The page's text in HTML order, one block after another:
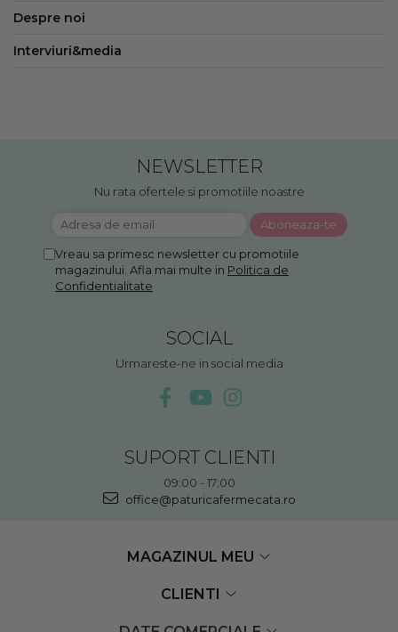
Despre noi
Interviuri&media
NEWSLETTER
Nu rata ofertele si promotiile noastre
Vreau sa primesc newsletter cu promotiile
magazinului. Afla mai multe in Politica de
Confidentialitate
SOCIAL
Urmareste-ne in social media
SUPORT CLIENTI
09:00 - 17:00
office@paturicafermecata.ro
MAGAZINUL MEU
CLIENTI